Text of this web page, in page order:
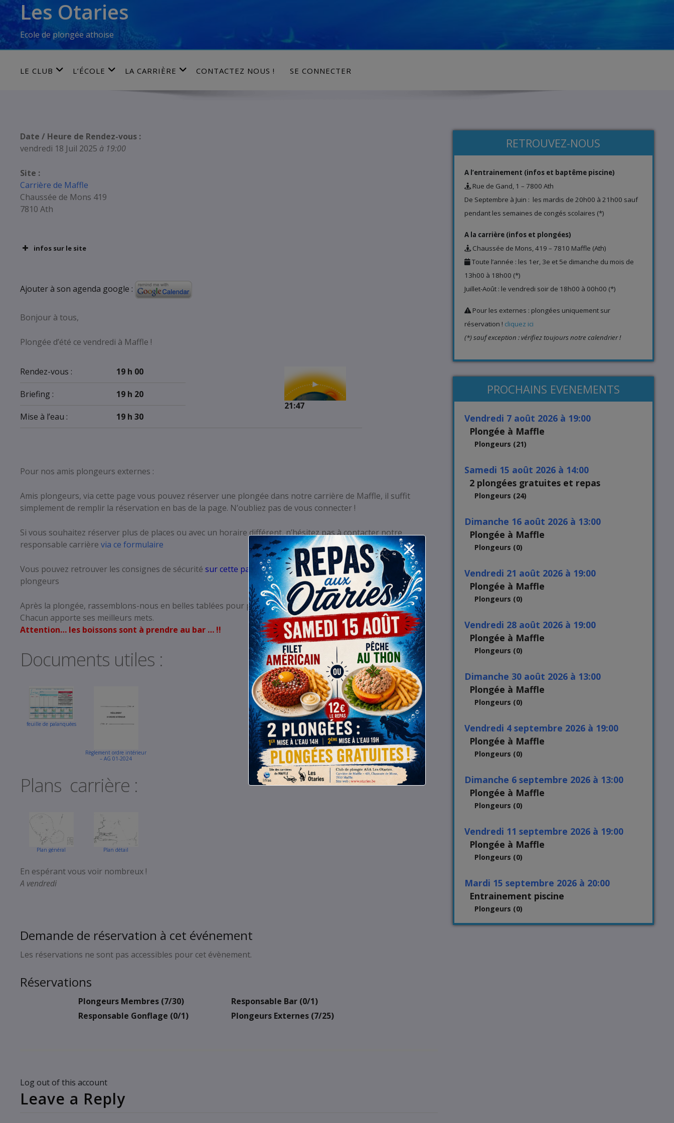
Skip
content
Les Otaries
Ecole de plongée athoise
LE CLUB L’ÉCOLE LA CARRIÈRE CONTACTEZ NOUS ! SE CONNECTER
Date / Heure de Rendez-vous :
vendredi 18 Juil 2025 à 19:00
Site :
Carrière de Maffle
Chaussée de Mons 419
7810 Ath
infos sur le site
Plan Géneral Mise à l’eau
Ajouter à son agenda google :
Bonjour à tous,
Plongée d’été ce vendredi à Maffle !
Rendez-vous : 19 h 00
21:47
Briefing : 19 h 20
Mise à l’eau : 19 h 30
Pour nos amis plongeurs externes :
Amis plongeurs, via cette page vous pouvez réserver une plongée dans notre carrière de Maffle, il suffit
simplement de remplir la réservation en bas de la page. N’oubliez pas de vous connecter !
Si vous souhaitez réserver plus de places ou avec un horaire différent, n’hésitez pas à contacter notre
responsable carrière via ce formulaire
Vous pouvez retrouver les consignes de sécurité sur cette page
, n’oubliez pas de les communiquer à vos
plongeurs
Après la plongée, rassemblons-nous en belles tablées pour partager le repas façon auberge espagnole.
Chacun apporte ses meilleurs mets.
Attention… les boissons sont à prendre au bar … !!
Documents utiles :
feuille de palanquées
Règlement ordre intérieur
– AG 01-2024
Plans carrière :
Plan général Plan détail
En espérant vous voir nombreux !
A vendredi
Demande de réservation à cet événement
Les réservations ne sont pas accessibles pour cet évènement.
Réservations
Plongeurs Membres (7/30)
Responsable Bar (0/1)
Responsable Gonflage (0/1)
Plongeurs Externes (7/25)
Log out of this account
Leave a Reply
RETROUVEZ-NOUS
A l’entrainement (infos et baptême piscine)
Rue de Gand, 1 – 7800 Ath
De Septembre à Juin : les mardis de 20h00 à 21h00 sauf
pendant les semaines de congés scolaires (*)
A la carrière (infos et plongées)
Chaussée de Mons, 419 – 7810 Maffle (Ath)
Toute l’année : les 1er, 3e et 5e dimanche du mois de
13h00 à 18h00 (*)
Juillet-Août : le vendredi soir de 18h00 à 00h00 (*)
Pour les externes : plongées uniquement sur
réservation ! cliquez ici
(*) sauf exception : vérifiez toujours notre calendrier !
PROCHAINS EVENEMENTS
vendredi 7 août 2026 à 19:00
Plongée à Maffle
Plongeurs (21)
samedi 15 août 2026 à 14:00
2 plongées gratuites et repas
Plongeurs (24)
dimanche 16 août 2026 à 13:00
Plongée à Maffle
Plongeurs (0)
vendredi 21 août 2026 à 19:00
Plongée à Maffle
Plongeurs (0)
vendredi 28 août 2026 à 19:00
Plongée à Maffle
Plongeurs (0)
dimanche 30 août 2026 à 13:00
Plongée à Maffle
Plongeurs (0)
vendredi 4 septembre 2026 à 19:00
Plongée à Maffle
Plongeurs (0)
dimanche 6 septembre 2026 à 13:00
Plongée à Maffle
Plongeurs (0)
vendredi 11 septembre 2026 à 19:00
Plongée à Maffle
Plongeurs (0)
mardi 15 septembre 2026 à 20:00
Entrainement piscine
Plongeurs (0)